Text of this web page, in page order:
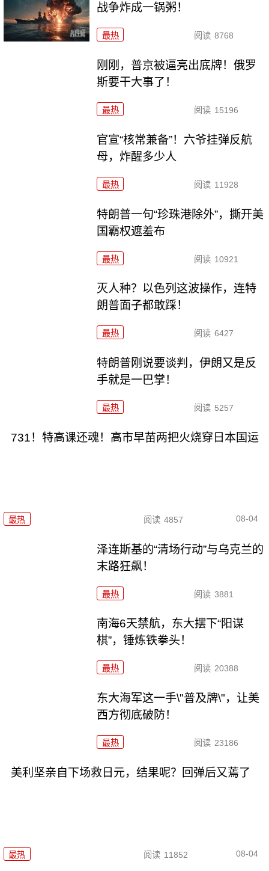
战争炸成一锅粥！
最热 阅读 8768
刚刚，普京被逼亮出底牌！俄罗
斯要干大事了！
最热 阅读 15196
官宣“核常兼备”！六爷挂弹反航
母，炸醒多少人
最热 阅读 11928
特朗普一句“珍珠港除外”，撕开美
国霸权遮羞布
最热 阅读 10921
灭人种？以色列这波操作，连特
朗普面子都敢踩！
最热 阅读 6427
特朗普刚说要谈判，伊朗又是反
手就是一巴掌！
最热 阅读 5257
731！特高课还魂！高市早苗两把火烧穿日本国运
最热 阅读 4857 08-04
泽连斯基的“清场行动”与乌克兰的
末路狂飙！
最热 阅读 3881
南海6天禁航，东大摆下“阳谋
棋”，锤炼铁拳头！
最热 阅读 20388
东大海军这一手\"普及牌\"，让美
西方彻底破防！
最热 阅读 23186
美利坚亲自下场救日元，结果呢？回弹后又蔫了
最热 阅读 11852 08-04